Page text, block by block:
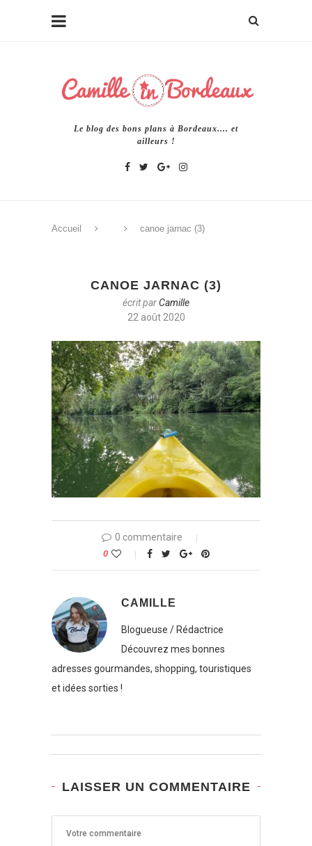
Le blog des bons plans à Bordeaux.... et
ailleurs !
Accueil canoe jarnac (3)
CANOE JARNAC (3)
écrit parCamille
22 août 2020
0 commentaire
0
CAMILLE
Blogueuse / Rédactrice
Découvrez mes bonnes
adresses gourmandes, shopping, touristiques
et idées sorties !
LAISSER UN COMMENTAIRE